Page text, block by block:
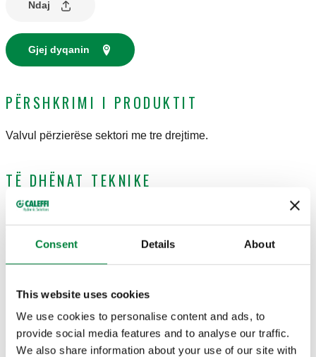
Consent Details About
This website uses cookies
We use cookies to personalise content and ads, to
provide social media features and to analyse our traffic.
We also share information about your use of our site with
Ndaj
Gjej dyqanin
PËRSHKRIMI I PRODUKTIT
Valvul përzierëse sektori me tre drejtime.
TË DHËNAT TEKNIKE
Presioni nominal
Presioni maksimal i funksionimit
SKICAT DHE SPECIFIKIMET
Numri i pjesës Lidhjet Kv Actions